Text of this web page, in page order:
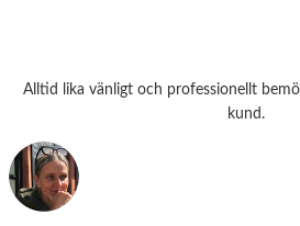
Alltid lika vänligt och professionellt
kund.